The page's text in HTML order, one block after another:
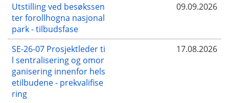
Utstilling ved besøkssen
ter forollhogna nasjonal
park - tilbudsfase
09.09.2026
SE-26-07 Prosjektleder ti
l sentralisering og omor
ganisering innenfor hels
etilbudene - prekvalifise
ring
17.08.2026